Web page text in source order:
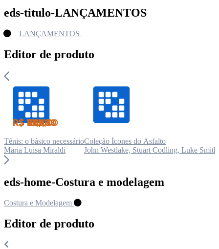
eds-titulo-LANÇAMENTOS
LANÇAMENTOS
Editor de produto
Tênis: o básico necessário
Maria Luisa Miraldi
R$ 170,00
Coleção Ícones do Asfalto
John Westlake, Stuart Codling, Luke Smith
R$ 299,00
R$ 96,00
R$ 96,00
R$ 80,00
R$ 80,00
R$ 70,00
R$ 180,00
R$ 90,00
R$ 90,00
R$ 199,00
R$ 91,00
eds-home-Costura e modelagem
Costura e Modelagem
Editor de produto